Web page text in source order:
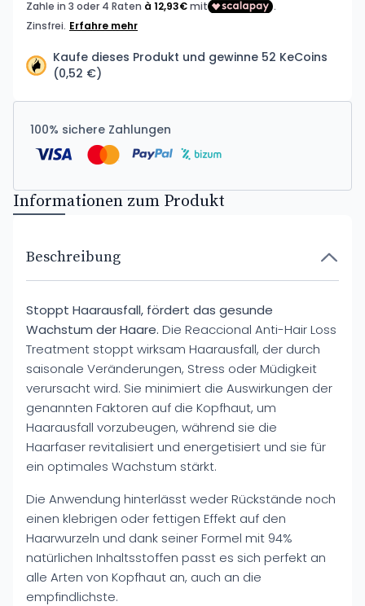
Kaufe dieses Produkt und gewinne 52 KeCoins
(0,52 €)
100% sichere Zahlungen
Informationen zum Produkt
Beschreibung
Stoppt Haarausfall, fördert das gesunde
Wachstum der Haare. Die Reaccional Anti-Hair Loss
Treatment stoppt wirksam Haarausfall, der durch
saisonale Veränderungen, Stress oder Müdigkeit
verursacht wird. Sie minimiert die Auswirkungen der
genannten Faktoren auf die Kopfhaut, um
Haarausfall vorzubeugen, während sie die
Haarfaser revitalisiert und energetisiert und sie für
ein optimales Wachstum stärkt.
Die Anwendung hinterlässt weder Rückstände noch
einen klebrigen oder fettigen Effekt auf den
Haarwurzeln und dank seiner Formel mit 94%
natürlichen Inhaltsstoffen passt es sich perfekt an
alle Arten von Kopfhaut an, auch an die
empfindlichste.